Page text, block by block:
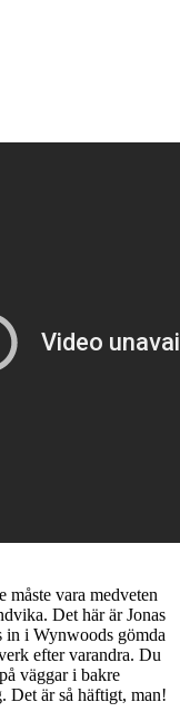
vara medveten
Det här är Jonas
in i Wynwoods gömda
efter varandra. Du
väggar i bakre
Det är så häftigt, man!